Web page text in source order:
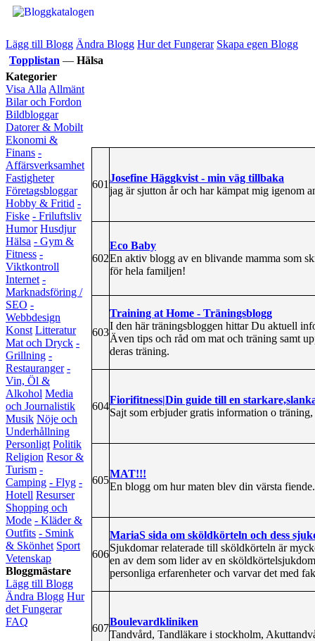
Lägg till Blogg Ändra Blogg Hur det Fungerar Skapa egen Blogg
Topplistan — Hälsa
Kategorier
Visa Alla Allmänt
Bilar och Fordon
Bildbloggar
Datorer & Mobilt
Ekonomi &
Finans -
Affärsverksamhet
Fastigheter
Företagsbloggar
Hobby & Fritid -
Fiske - Friluftsliv
Humor Husdjur
Hälsa - Gym &
Fitness -
Viktkontroll
Internet -
Marknadsföring /
SEO -
Webbdesign
Konst Litteratur
Mat och Dryck -
Grillning -
Restauranger -
Vin, Öl &
Alkohol Media
och Journalistik
Musik Nöje och
Underhållning
Personligt Politik
Religion Resor &
Turism -
Camping - Flyg -
Hotell Resurser
Shopping och
Mode - Kläder &
Outfits - Smink
& Skönhet Sport
Vetenskap
Bloggmästare
Lägg till Blogg
Ändra Blogg Hur
det Fungerar
FAQ
601
Josefine Häggkvist - min väg tillbaka
jag är sjutton år och har kämpat mig igenom
602
Eco Baby
En aktiv blogg av en blivande mamma som
för hela familjen!
603
Training at Home - Träningsblogg
I den här träningsbloggen hittar Du aktuell
Även tips och råd om mat och träning samt
deras träning.
604
Fiorifitness|Din guide till en
Sajt som erbjuder gratis information o
605
MAT!!!
En blogg om hur maten blev din värsta
606
MariaS sida om sköldkörteln och dess
Sjukdomar relaterade till sköldkörteln är
en av dem som lider av en
personliga erfarenheter och varvar det med
607
Boulevardkliniken
Tandvård, Tandläkare i stockholm,